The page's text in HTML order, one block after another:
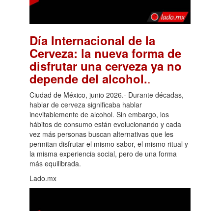
Día Internacional de la
Cerveza: la nueva forma de
disfrutar una cerveza ya no
depende del alcohol..
Ciudad de México, junio 2026.- Durante décadas,
hablar de cerveza significaba hablar
inevitablemente de alcohol. Sin embargo, los
hábitos de consumo están evolucionando y cada
vez más personas buscan alternativas que les
permitan disfrutar el mismo sabor, el mismo ritual y
la misma experiencia social, pero de una forma
más equilibrada.
Lado.mx